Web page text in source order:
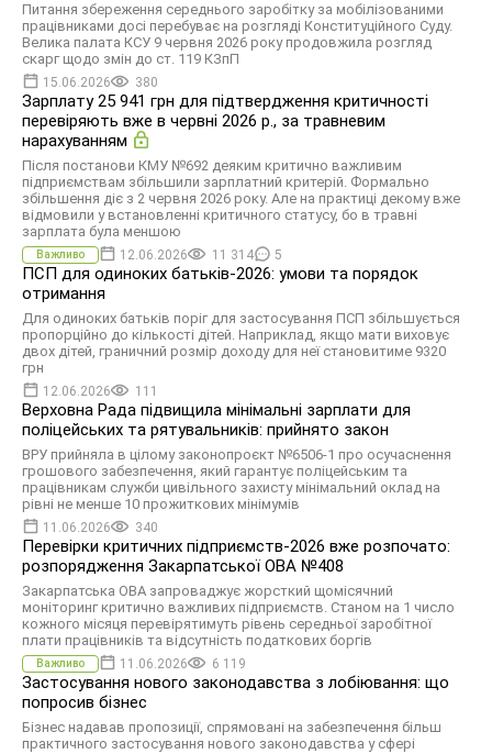
Питання збереження середнього заробітку за мобілізованими
працівниками досі перебуває на розгляді Конституційного Суду.
Велика палата КСУ 9 червня 2026 року продовжила розгляд
скарг щодо змін до ст. 119 КЗпП
15.06.2026 380
Зарплату 25 941 грн для підтвердження критичності
перевіряють вже в червні 2026 р., за травневим
нарахуванням
Після постанови КМУ №692 деяким критично важливим
підприємствам збільшили зарплатний критерій. Формально
збільшення діє з 2 червня 2026 року. Але на практиці декому вже
відмовили у встановленні критичного статусу, бо в травні
зарплата була меншою
Важливо 12.06.2026 11 314 5
ПСП для одиноких батьків-2026: умови та порядок
отримання
Для одиноких батьків поріг для застосування ПСП збільшується
пропорційно до кількості дітей. Наприклад, якщо мати виховує
двох дітей, граничний розмір доходу для неї становитиме 9320
грн
12.06.2026 111
Верховна Рада підвищила мінімальні зарплати для
поліцейських та рятувальників: прийнято закон
ВРУ прийняла в цілому законопроєкт №6506-1 про осучаснення
грошового забезпечення, який гарантує поліцейським та
працівникам служби цивільного захисту мінімальний оклад на
рівні не менше 10 прожиткових мінімумів
11.06.2026 340
Перевірки критичних підприємств-2026 вже розпочато:
розпорядження Закарпатської ОВА №408
Закарпатська ОВА запроваджує жорсткий щомісячний
моніторинг критично важливих підприємств. Станом на 1 число
кожного місяця перевірятимуть рівень середньої заробітної
плати працівників та відсутність податкових боргів
Важливо 11.06.2026 6 119
Застосування нового законодавства з лобіювання: що
попросив бізнес
Бізнес надавав пропозиції, спрямовані на забезпечення більш
практичного застосування нового законодавства у сфері